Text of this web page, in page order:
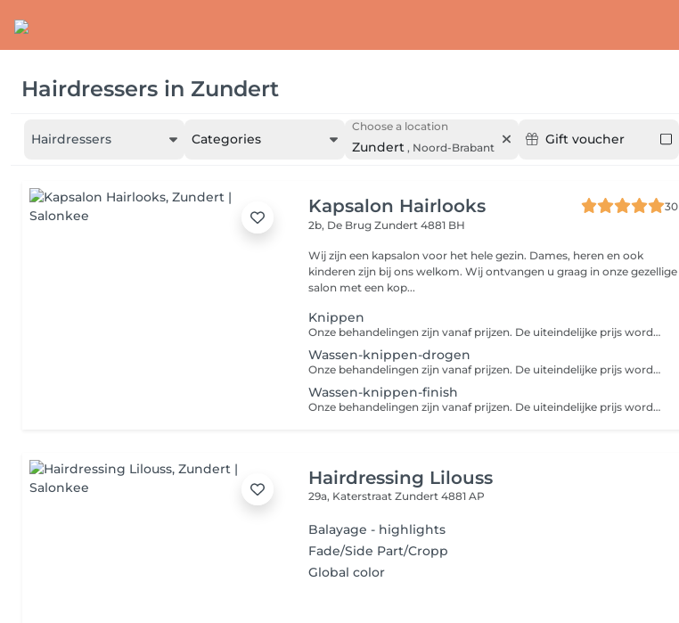
Hairdressers in Zundert
Hairdressers Categories
Choose a location
Zundert , Noord-Brabant
Gift voucher
Kapsalon Hairlooks
30
2b, De BrugZundert 4881 BH
Wij zijn een kapsalon voor het hele gezin. Dames, heren en ook
kinderen zijn bij ons welkom. Wij ontvangen u graag in onze gezellige
salon met een kop...
Knippen
Onze behandelingen zijn vanaf prijzen. De uiteindelijke prijs wordt afgestemd op jouw persoonlijke situatie.
Wassen-knippen-drogen
Onze behandelingen zijn vanaf prijzen. De uiteindelijke prijs wordt in overleg afgestemd op jouw persoonlijke situatie.
Wassen-knippen-finish
Onze behandelingen zijn vanaf prijzen. De uiteindelijke prijs wordt afgestemd op jouw persoonlijke situatie.
Hairdressing Lilouss
29a, KaterstraatZundert 4881 AP
Balayage - highlights
Fade/Side Part/Cropp
Global color